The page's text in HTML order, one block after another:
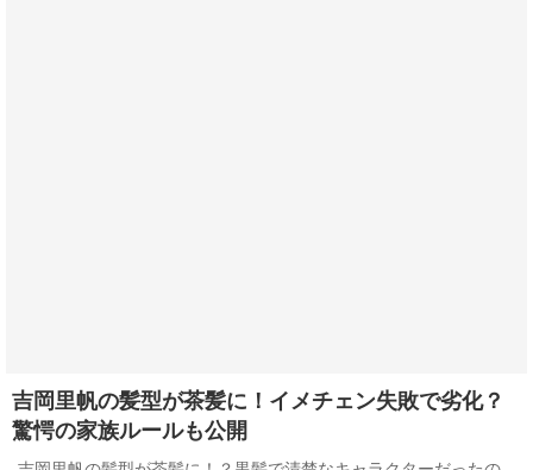
吉岡里帆の髪型が茶髪に！イメチェン失敗で劣化？
驚愕の家族ルールも公開